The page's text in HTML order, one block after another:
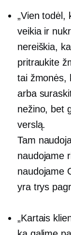
„Vien todėl,
veikia ir
nereiškia,
pritraukite
tai žmonės,
arba
nežino, bet
verslą.
Tam
naudojame
naudojame
yra trys
„Kartais